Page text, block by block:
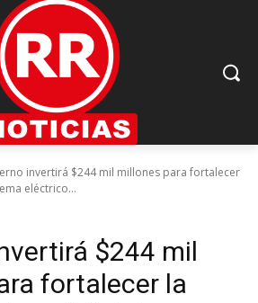
invertirá $244 mil millones para fortalecer
eléctrico...
$244 mil
fortalecer la